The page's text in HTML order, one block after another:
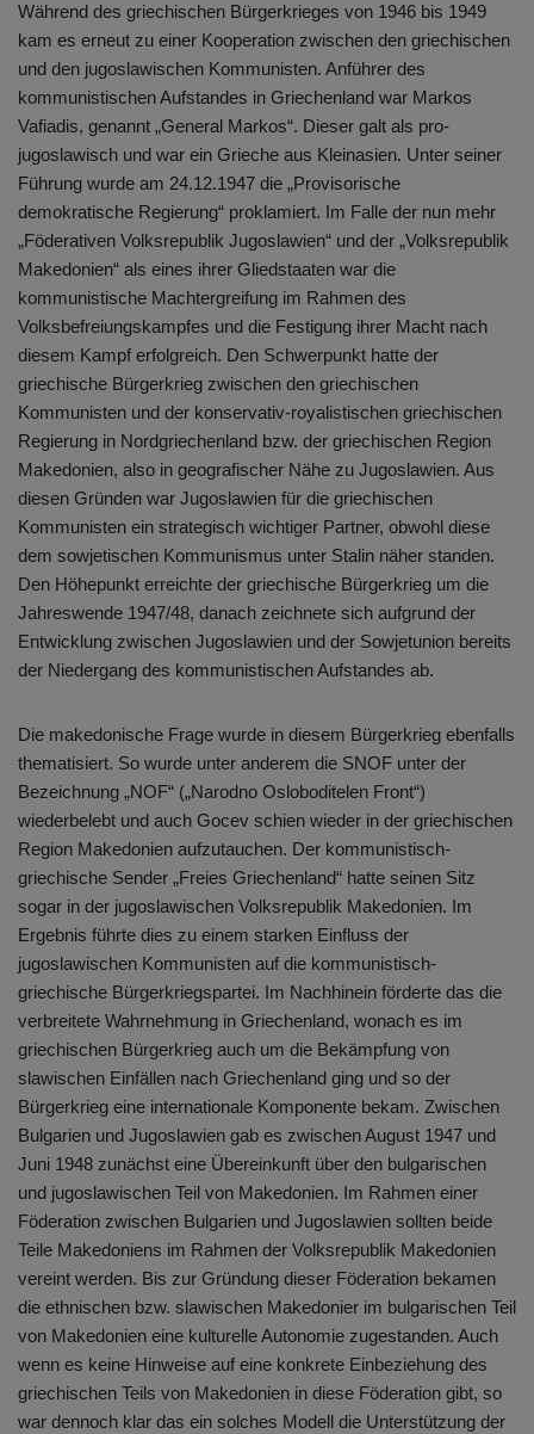
Während des griechischen Bürgerkrieges von 1946 bis 1949
kam es erneut zu einer Kooperation zwischen den griechischen
und den jugoslawischen Kommunisten. Anführer des
kommunistischen Aufstandes in Griechenland war Markos
Vafiadis, genannt „General Markos“. Dieser galt als pro-
jugoslawisch und war ein Grieche aus Kleinasien. Unter seiner
Führung wurde am 24.12.1947 die „Provisorische
demokratische Regierung“ proklamiert. Im Falle der nun mehr
„Föderativen Volksrepublik Jugoslawien“ und der „Volksrepublik
Makedonien“ als eines ihrer Gliedstaaten war die
kommunistische Machtergreifung im Rahmen des
Volksbefreiungskampfes und die Festigung ihrer Macht nach
diesem Kampf erfolgreich. Den Schwerpunkt hatte der
griechische Bürgerkrieg zwischen den griechischen
Kommunisten und der konservativ-royalistischen griechischen
Regierung in Nordgriechenland bzw. der griechischen Region
Makedonien, also in geografischer Nähe zu Jugoslawien. Aus
diesen Gründen war Jugoslawien für die griechischen
Kommunisten ein strategisch wichtiger Partner, obwohl diese
dem sowjetischen Kommunismus unter Stalin näher standen.
Den Höhepunkt erreichte der griechische Bürgerkrieg um die
Jahreswende 1947/48, danach zeichnete sich aufgrund der
Entwicklung zwischen Jugoslawien und der Sowjetunion bereits
der Niedergang des kommunistischen Aufstandes ab.
Die makedonische Frage wurde in diesem Bürgerkrieg ebenfalls
thematisiert. So wurde unter anderem die SNOF unter der
Bezeichnung „NOF“ („Narodno Osloboditelen Front“)
wiederbelebt und auch Gocev schien wieder in der griechischen
Region Makedonien aufzutauchen. Der kommunistisch-
griechische Sender „Freies Griechenland“ hatte seinen Sitz
sogar in der jugoslawischen Volksrepublik Makedonien. Im
Ergebnis führte dies zu einem starken Einfluss der
jugoslawischen Kommunisten auf die kommunistisch-
griechische Bürgerkriegspartei. Im Nachhinein förderte das die
verbreitete Wahrnehmung in Griechenland, wonach es im
griechischen Bürgerkrieg auch um die Bekämpfung von
slawischen Einfällen nach Griechenland ging und so der
Bürgerkrieg eine internationale Komponente bekam. Zwischen
Bulgarien und Jugoslawien gab es zwischen August 1947 und
Juni 1948 zunächst eine Übereinkunft über den bulgarischen
und jugoslawischen Teil von Makedonien. Im Rahmen einer
Föderation zwischen Bulgarien und Jugoslawien sollten beide
Teile Makedoniens im Rahmen der Volksrepublik Makedonien
vereint werden. Bis zur Gründung dieser Föderation bekamen
die ethnischen bzw. slawischen Makedonier im bulgarischen Teil
von Makedonien eine kulturelle Autonomie zugestanden. Auch
wenn es keine Hinweise auf eine konkrete Einbeziehung des
griechischen Teils von Makedonien in diese Föderation gibt, so
war dennoch klar das ein solches Modell die Unterstützung der